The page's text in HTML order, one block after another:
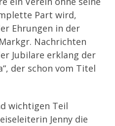
Part wird,
Ehrungen in der
Nachrichten
Jubilare erklang der
der schon vom Titel
wichtigen Teil
Jenny die